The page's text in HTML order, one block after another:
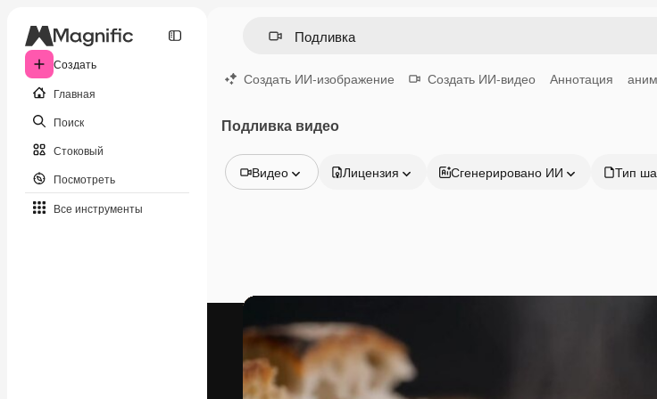
Создать
Главная
Поиск
Стоковый
Посмотреть
Все инструменты
Создать ИИ-изображение Создать ИИ-видео Аннотация
Подливка видео
Видео
Видео
Видеоролик
Моушн-дизайн
Видеошаблоны
Иконки
3D-модели
Шрифты
Лицензия Сгенерировано ИИ Тип